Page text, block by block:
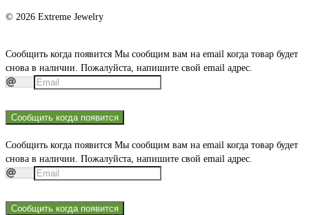
© 2026 Extreme Jewelry
Сообщить когда появится Мы сообщим вам на email когда товар будет
снова в наличии. Пожалуйста, напишите свой email адрес.
Сообщить когда появится
Сообщить когда появится Мы сообщим вам на email когда товар будет
снова в наличии. Пожалуйста, напишите свой email адрес.
Сообщить когда появится